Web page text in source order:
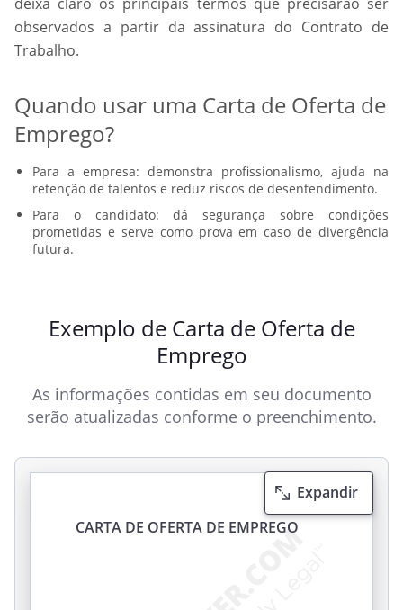
observados a partir da assinatura do Contrato de
Trabalho.
Quando usar uma Carta de Oferta de
Emprego?
Para a empresa: demonstra profissionalismo, ajuda na
retenção de talentos e reduz riscos de desentendimento.
Para o candidato: dá segurança sobre condições
prometidas e serve como prova em caso de divergência
futura.
Exemplo de Carta de Oferta de
Emprego
As informações contidas em seu documento
serão atualizadas conforme o preenchimento.
Expandir
CARTA DE OFERTA DE EMPREGO